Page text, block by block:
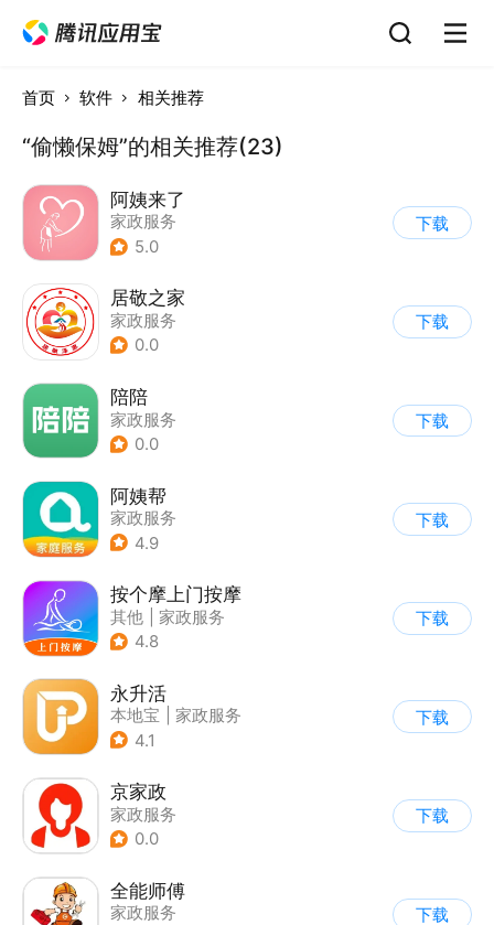
首页 软件 相关推荐
“偷懒保姆”的相关推荐(23)
阿姨来了
家政服务
5.0
下载
居敬之家
家政服务
0.0
下载
陪陪
家政服务
0.0
下载
阿姨帮
家政服务
4.9
下载
按个摩上门按摩
其他
家政服务
4.8
下载
永升活
本地宝
家政服务
4.1
下载
京家政
家政服务
0.0
下载
全能师傅
家政服务
下载